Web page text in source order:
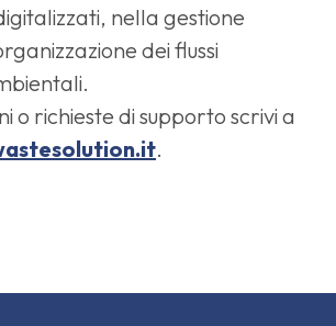
nella gestione
dei flussi
o richieste di supporto scrivi a
.